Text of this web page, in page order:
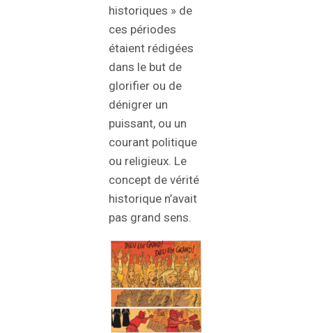
historiques » de
ces périodes
étaient rédigées
dans le but de
glorifier ou de
dénigrer un
puissant, ou un
courant politique
ou religieux. Le
concept de vérité
historique n’avait
pas grand sens.